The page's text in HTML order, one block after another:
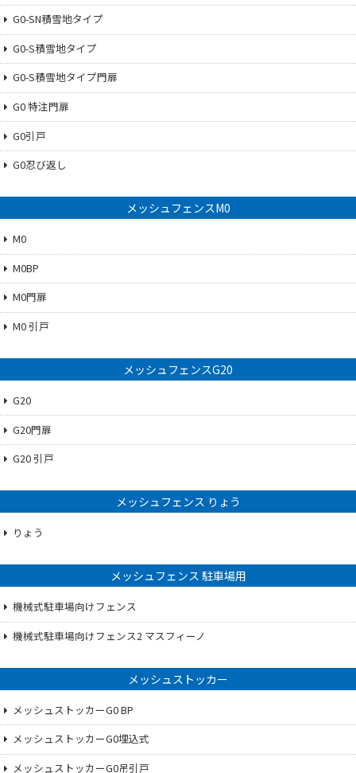
G0-SN積雪地タイプ
G0-S積雪地タイプ
G0-S積雪地タイプ門扉
G0 特注門扉
G0引戸
G0忍び返し
メッシュフェンスM0
M0
M0BP
M0門扉
M0 引戸
メッシュフェンスG20
G20
G20門扉
G20 引戸
メッシュフェンス りょう
りょう
メッシュフェンス 駐車場用
機械式駐車場向けフェンス
機械式駐車場向けフェンス2 マスフィーノ
メッシュストッカー
メッシュストッカーG0 BP
メッシュストッカーG0埋込式
メッシュストッカーG0吊引戸